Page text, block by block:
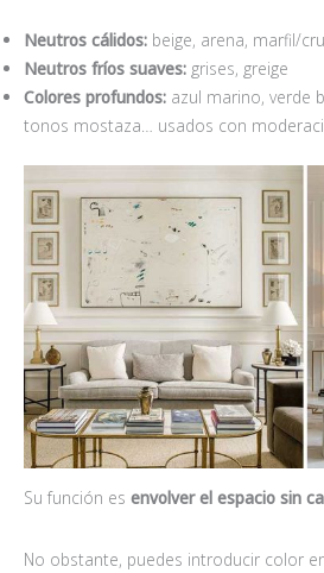
Neutros cálidos: beige, arena, marfil/
Neutros fríos suaves: grises, greige
Colores profundos: azul marino, verde
tonos mostaza… usados con
Su función es envolver el espacio sin
No obstante, puedes introducir color